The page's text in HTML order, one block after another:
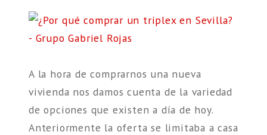
A la hora de comprarnos una nueva
vivienda nos damos cuenta de la variedad
de opciones que existen a día de hoy.
Anteriormente la oferta se limitaba a casa